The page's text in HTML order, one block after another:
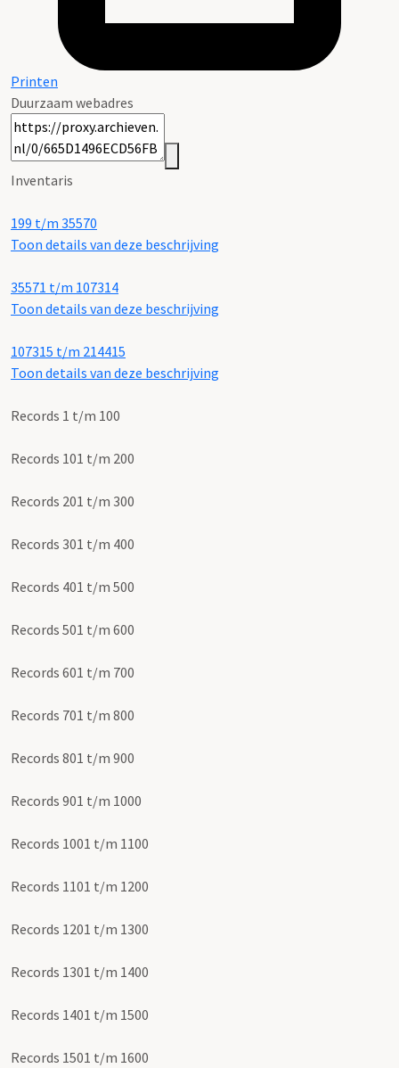
Printen
Duurzaam webadres
Inventaris
199 t/m 35570
Toon details van deze beschrijving
35571 t/m 107314
Toon details van deze beschrijving
107315 t/m 214415
Toon details van deze beschrijving
Records 1 t/m 100
Records 101 t/m 200
Records 201 t/m 300
Records 301 t/m 400
Records 401 t/m 500
Records 501 t/m 600
Records 601 t/m 700
Records 701 t/m 800
Records 801 t/m 900
Records 901 t/m 1000
Records 1001 t/m 1100
Records 1101 t/m 1200
Records 1201 t/m 1300
Records 1301 t/m 1400
Records 1401 t/m 1500
Records 1501 t/m 1600